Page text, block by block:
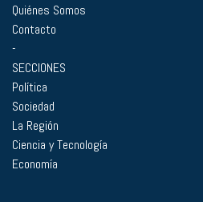
Quiénes Somos
Contacto
-
SECCIONES
Política
Sociedad
La Región
Ciencia y Tecnología
Economía